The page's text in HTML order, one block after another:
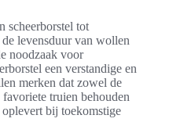
scheerborstel tot
levensduur van wollen
noodzaak voor
een verstandige en
merken dat zowel de
truien behouden
bij toekomstige